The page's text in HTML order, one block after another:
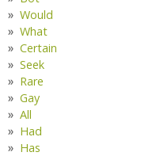
Would
What
Certain
Seek
Rare
Gay
All
Had
Has